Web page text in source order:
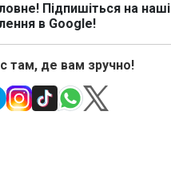
Підпишіться на наші
в Google!
там, де вам зручно!